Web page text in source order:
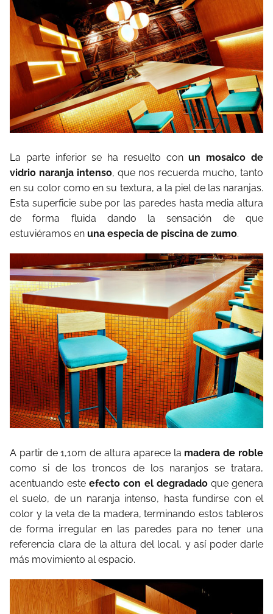
La parte inferior se ha resuelto conun mosaico de
vidrio naranja intenso, que nos recuerda mucho, tanto
en su color como en su textura, a la piel de las naranjas.
Esta superficie sube por las paredes hasta media altura
de forma fluida dando la sensación de que
estuviéramos en una especia de piscina de zumo.
A partir de 1,10m de altura aparece la madera de roble
como si de los troncos de los naranjos se tratara,
acentuando esteefecto con el degradadoque genera
el suelo, de un naranja intenso, hasta fundirse con el
color y la veta de la madera, terminando estos tableros
de forma irregular en las paredes para no tener una
referencia clara de la altura del local, y así poder darle
más movimiento al espacio.